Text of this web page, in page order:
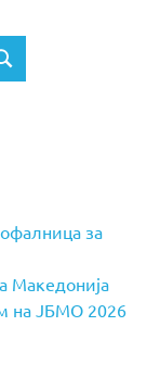
за
Македонија
на ЈБМО 2026